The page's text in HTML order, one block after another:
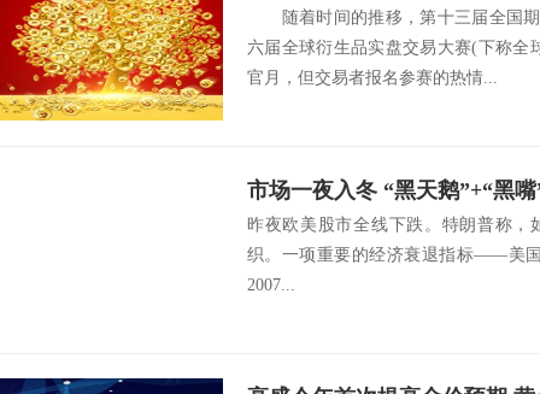
随着时间的推移，第十三届全国期
六届全球衍生品实盘交易大赛(下称全
官月，但交易者报名参赛的热情...
市场一夜入冬 “黑天鹅”+“黑
全线受挫 原油暴跌 黄金飙升
昨夜欧美股市全线下跌。特朗普称，
织。一项重要的经济衰退指标——美
2007...